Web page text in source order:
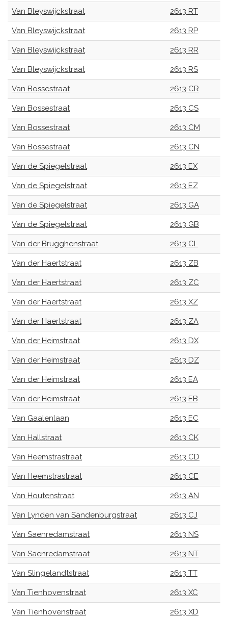
Van Bleyswijckstraat 2613 RT
Van Bleyswijckstraat 2613 RP
Van Bleyswijckstraat 2613 RR
Van Bleyswijckstraat 2613 RS
Van Bossestraat 2613 CR
Van Bossestraat 2613 CS
Van Bossestraat 2613 CM
Van Bossestraat 2613 CN
Van de Spiegelstraat 2613 EX
Van de Spiegelstraat 2613 EZ
Van de Spiegelstraat 2613 GA
Van de Spiegelstraat 2613 GB
Van der Brugghenstraat 2613 CL
Van der Haertstraat 2613 ZB
Van der Haertstraat 2613 ZC
Van der Haertstraat 2613 XZ
Van der Haertstraat 2613 ZA
Van der Heimstraat 2613 DX
Van der Heimstraat 2613 DZ
Van der Heimstraat 2613 EA
Van der Heimstraat 2613 EB
Van Gaalenlaan 2613 EC
Van Hallstraat 2613 CK
Van Heemstrastraat 2613 CD
Van Heemstrastraat 2613 CE
Van Houtenstraat 2613 AN
Van Lynden van Sandenburgstraat 2613 CJ
Van Saenredamstraat 2613 NS
Van Saenredamstraat 2613 NT
Van Slingelandtstraat 2613 TT
Van Tienhovenstraat 2613 XC
Van Tienhovenstraat 2613 XD